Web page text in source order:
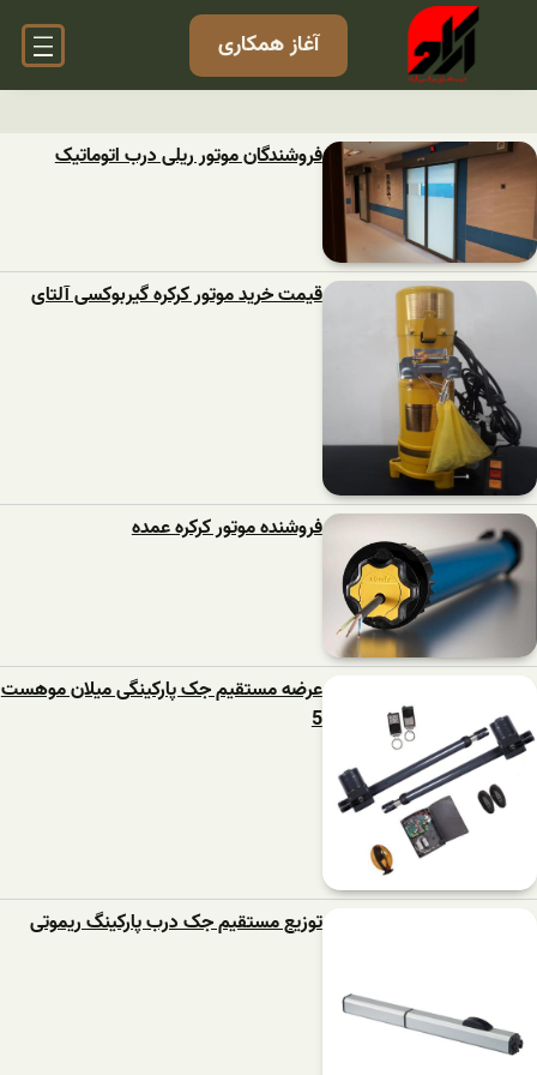
آغاز همکاری
فروشندگان موتور ریلی درب اتوماتیک
قیمت خرید موتور کرکره گیربوکسی آلتای
فروشنده موتور کرکره عمده
عرضه مستقیم جک پارکینگی میلان موهست
5
توزیع مستقیم جک درب پارکینگ ریموتی